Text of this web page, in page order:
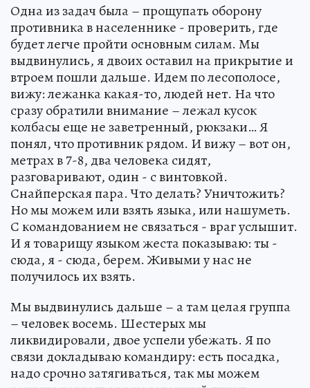
Одна из задач была – прощупать оборону
противника в населеннике - проверить, где
будет легче пройти основным силам. Мы
выдвинулись, я двоих оставил на прикрытие и
втроем пошли дальше. Идем по лесополосе,
вижу: лежанка какая-то, людей нет. На что
сразу обратили внимание – лежал кусок
колбасы еще не заветренный, рюкзаки… Я
понял, что противник рядом. И вижу – вот он,
метрах в 7-8, два человека сидят,
разговаривают, один - с винтовкой.
Снайперская пара. Что делать? Уничтожить?
Но мы можем или взять языка, или нашуметь.
С командованием не связаться - враг услышит.
И я товарищу языком жеста показываю: ты -
сюда, я - сюда, берем. Живыми у нас не
получилось их взять.
Мы выдвинулись дальше – а там целая группа
– человек восемь. Шестерых мы
ликвидировали, двое успели убежать. Я по
связи докладываю командиру: есть посадка,
надо срочно затягиваться, так мы можем